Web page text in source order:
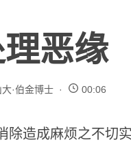
恶缘
·伯金博士 00:06
除造成麻烦之不切